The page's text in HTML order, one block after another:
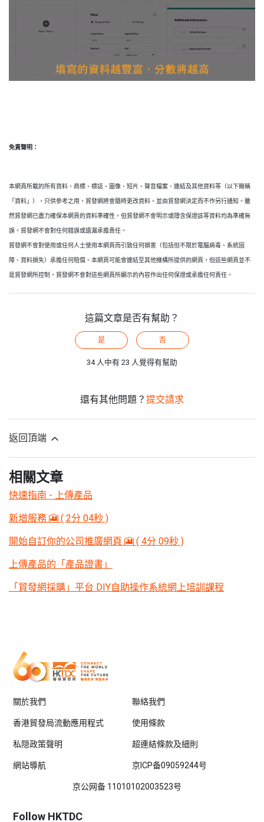
免責聲明：
本網頁所載的所有資料、商標、標誌、圖像、短片、聲音檔案、連結及其他資料等（以下簡稱
「資料」），只供參考之用，貿發網將會隨時更改資料，並由貿發網決定而不作另行通知。雖
然貿發網已盡力確保本網頁的資料準確性，但貿發網不會明示或隱含保證該等資料均為準確無
誤。貿發網不會對任何錯誤或遺漏承擔責任。
貿發網不會對使用或任何人士使用本網頁而引致任何損害（包括但不限於電腦病毒、系統固
障、資料損失）承擔任何賠償。本網頁可能會連結至其他機構所提供的網頁，但這些網頁並不
是貿發網所控制。貿發網不會對這些網頁所顯示的內容作出任何保證或承擔任何責任。
這篇文章是否有幫助？
是 否
34 人中有 23 人覺得有幫助
還有其他問題？ 提交請求
返回頂端
相關文章
快速指南 - 上傳產品
新增服務 🎦 ( 2分 04秒 )
開始自訂你的公司推廣網頁 🎦 ( 4分 09秒 )
上傳產品的「產品證書」
「貿發網採購」平台 DIY自助操作系統網上培訓課程
關於我們 聯絡我們
香港貿發局流動應用程式 使用條款
私隠政策聲明 超連結條款及細則
網站導航 京ICP备09059244号
京公网备 11010102003523号
Follow HKTDC